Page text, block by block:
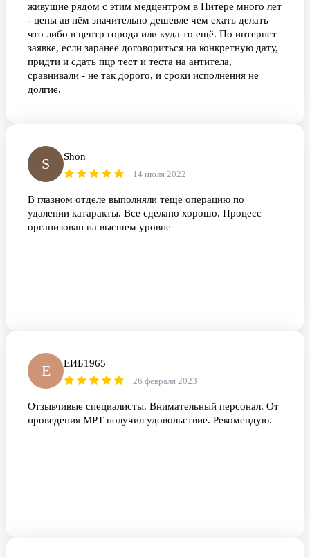
живущие рядом с этим медцентром в Питере много лет
- цены ав нём значительно дешевле чем ехать делать
что либо в центр города или куда то ещё. По интернет
заявке, если заранее договориться на конкретную дату,
придти и сдать пцр тест и теста на антитела,
сравнивали - не так дорого, и сроки исполнения не
долгие.
S Shon
14 июля 2022
В глазном отделе выполняли теще операцию по
удалении катаракты. Все сделано хорошо. Процесс
организован на высшем уровне
Е ЕИБ1965
26 февраля 2023
Отзывчивые специалисты. Внимательный персонал. От
проведения МРТ получил удовольствие. Рекомендую.